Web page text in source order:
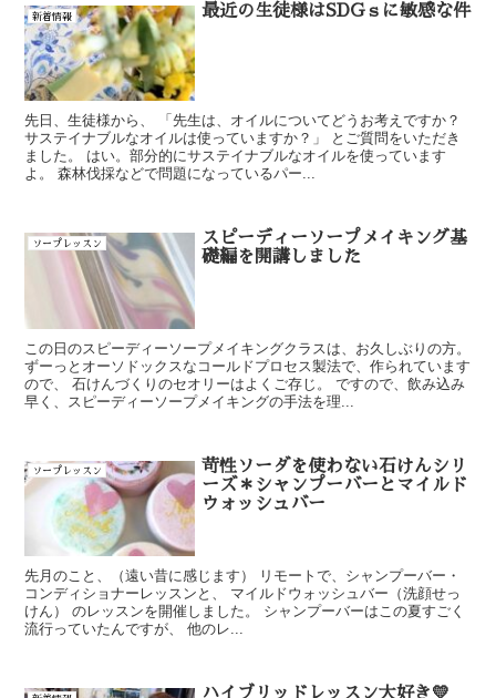
新着情報 最近の生徒様はSDGｓに敏感な件
先日、生徒様から、 「先生は、オイルについてどうお考えですか？
サステイナブルなオイルは使っていますか？」 とご質問をいただき
ました。 はい。部分的にサステイナブルなオイルを使っています
よ。 森林伐採などで問題になっているパー...
ソープレッスン
スピーディーソープメイキング基
礎編を開講しました
この日のスピーディーソープメイキングクラスは、お久しぶりの方。
ずーっとオーソドックスなコールドプロセス製法で、作られています
ので、 石けんづくりのセオリーはよくご存じ。 ですので、飲み込み
早く、スピーディーソープメイキングの手法を理...
ソープレッスン
苛性ソーダを使わない石けんシリ
ーズ＊シャンプーバーとマイルド
ウォッシュバー
先月のこと、（遠い昔に感じます） リモートで、シャンプーバー・
コンディショナーレッスンと、 マイルドウォッシュバー（洗顔せっ
けん） のレッスンを開催しました。 シャンプーバーはこの夏すごく
流行っていたんですが、 他のレ...
ハイブリッドレッスン大好き💛